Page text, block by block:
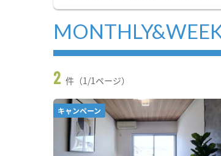
2 件（1/1ページ）
キャンペーン